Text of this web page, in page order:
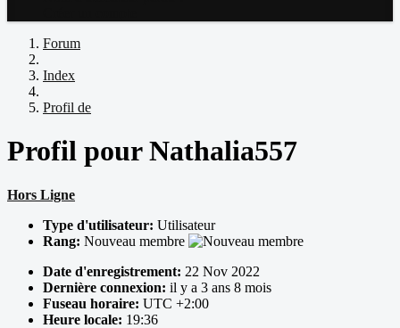
Forum
Index
Profil de
Profil pour Nathalia557
Hors Ligne
Type d'utilisateur: Utilisateur
Rang: Nouveau membre
Date d'enregistrement: 22 Nov 2022
Dernière connexion: il y a 3 ans 8 mois
Fuseau horaire: UTC +2:00
Heure locale: 19:36